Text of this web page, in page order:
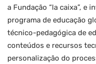
a Fundação “la caixa”, e
programa de educação
técnico-pedagógica de
conteúdos e recursos
personalização do